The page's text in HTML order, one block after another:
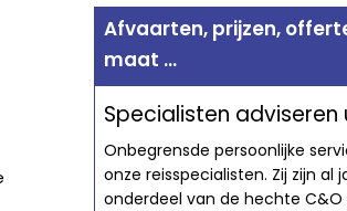
Afvaarten, prijzen,
maat ...
Specialisten adviseren
Onbegrensde persoonlijke
onze reisspecialisten. Zij zijn al
onderdeel van de hechte